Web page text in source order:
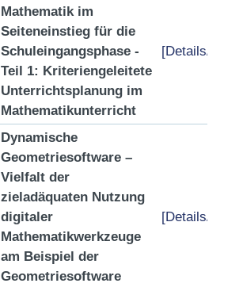
Mathematik im
Seiteneinstieg für die
Schuleingangsphase -
Teil 1: Kriteriengeleitete
Unterrichtsplanung im
Mathematikunterricht
[Details/
Dynamische
Geometriesoftware –
Vielfalt der
zieladäquaten Nutzung
digitaler
Mathematikwerkzeuge
am Beispiel der
Geometriesoftware
[Details/